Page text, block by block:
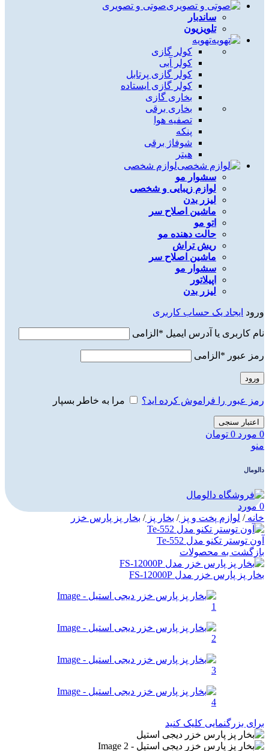
صوتی و تصویری
ساندبار
تلویزیون
تهویه
کولر گازی
کولر آبی
کولر گازی پرتابل
کولر گازی ایستاده
بخاری گازی
بخاری برقی
تصفیه هوا
پنکه
شوفاژ برقی
هیتر
لوازم شخصی
سشوار مو
لوازم زیبایی و شخصی
لیزر بدن
ماشین اصلاح سر
اتو مو
حالت دهنده مو
ریش تراش
ماشین اصلاح سر
سشوار مو
اپیلاتور
لیزر بدن
ورود ایجاد یک حساب کاربری
نام کاربری یا آدرس ایمیل * الزامی
رمز عبور * الزامی
ورود
رمز عبور را فراموش کرده اید؟ مرا به خاطر بسپار
اعتبار سنجی
0 مورد 0 تومان
منو
دالومال
0 مورد
خانه/ لوازم پخت و پز/ بخار پز/ بخار پز پارس خزر
آون توستر تکنو مدل Te-552
بازگشت به محصولات
بخار پز پارس خزر مدل FS-12000P
برای بزرگنمایی کلیک کنید